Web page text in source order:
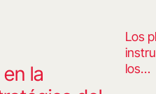
la
Los
los…